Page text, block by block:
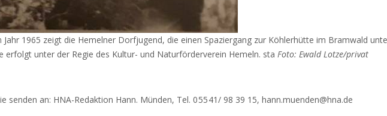
1965 zeigt die Hemelner Dorfjugend, die einen Spaziergang zur Köhlerhütte im Bramwald
unter der Regie des Kultur- und Naturförderverein Hemeln. sta Foto: Ewald Lotze/privat
an: HNA-Redaktion Hann. Münden, Tel. 0 55 41/ 98 39 15, hann.muenden@hna.de